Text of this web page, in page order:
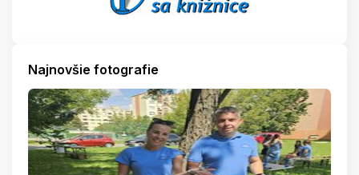
Najnovšie fotografie